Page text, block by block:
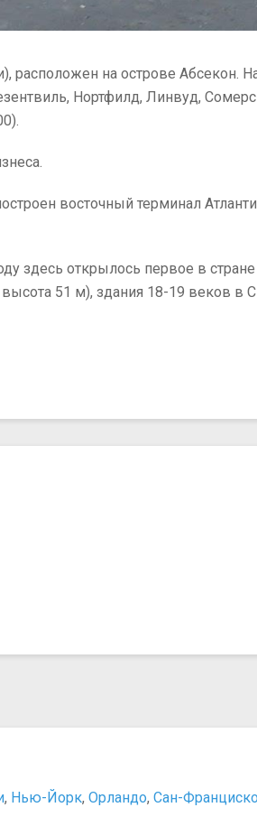
на острове Абсекон.
Нортфилд, Линвуд,
восточный терминал
здесь открылось первое в
51 м), здания 18-19 веков в
, Нью-Йорк, Орландо, Сан-Франциско